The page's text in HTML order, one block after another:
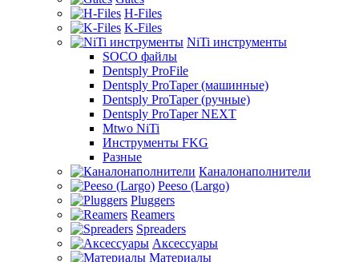
H-Files
K-Files
NiTi инструменты
SOCO файлы
Dentsply ProFile
Dentsply ProTaper (машинные)
Dentsply ProTaper (ручные)
Dentsply ProTaper NEXT
Mtwo NiTi
Инструменты FKG
Разные
Каналонаполнители
Peeso (Largo)
Pluggers
Reamers
Spreaders
Аксессуары
Материалы